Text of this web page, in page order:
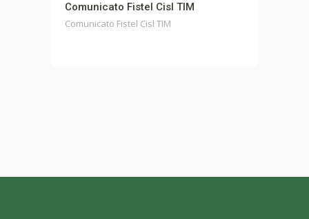
Comunicato stampa unitario
Casella